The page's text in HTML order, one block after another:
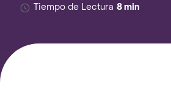
Tiempo de Lectura 8 min